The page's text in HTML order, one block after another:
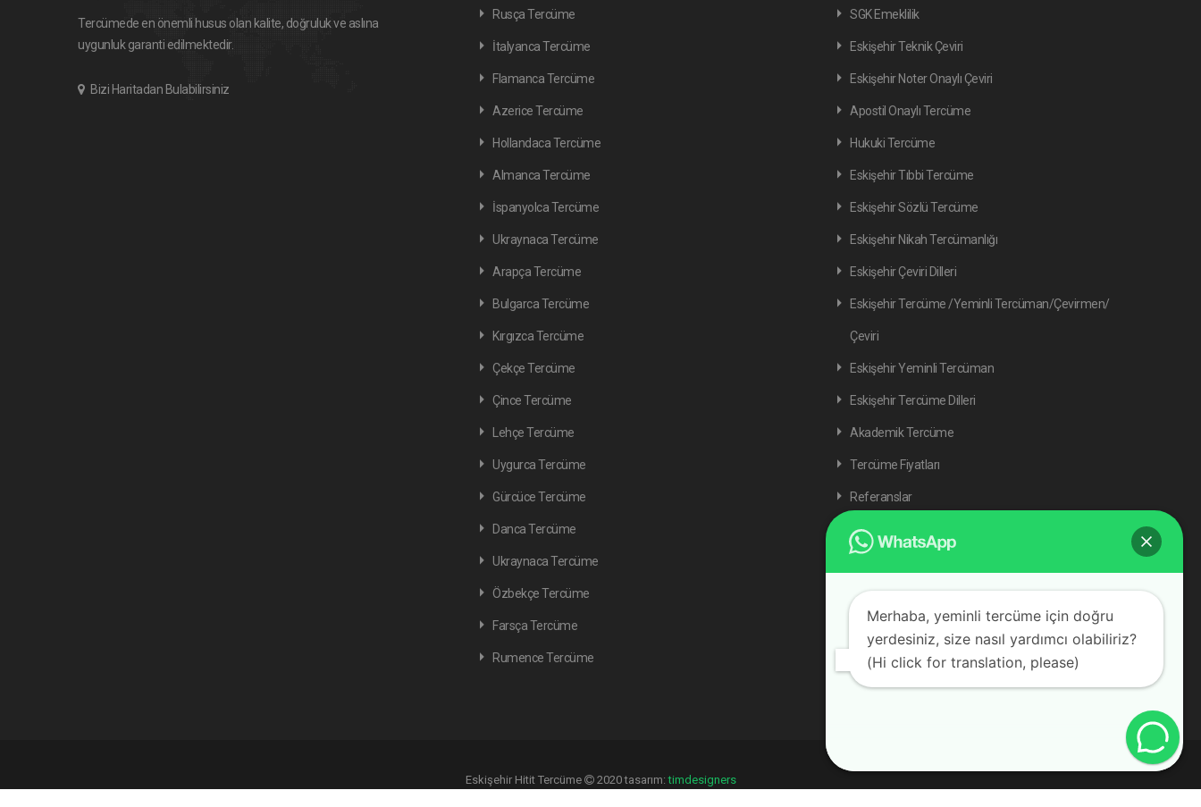
Tercümede en önemli husus olan kalite, doğruluk ve aslına
uygunluk garanti edilmektedir.
Bizi Haritadan Bulabilirsiniz
Rusça Tercüme
İtalyanca Tercüme
Flamanca Tercüme
Azerice Tercüme
Hollandaca Tercüme
Almanca Tercüme
İspanyolca Tercüme
Ukraynaca Tercüme
Arapça Tercüme
Bulgarca Tercüme
Kırgızca Tercüme
Çekçe Tercüme
Çince Tercüme
Lehçe Tercüme
Uygurca Tercüme
Gürcüce Tercüme
Danca Tercüme
Ukraynaca Tercüme
Özbekçe Tercüme
Farsça Tercüme
Rumence Tercüme
SGK Emeklilik
Eskişehir Teknik Çeviri
Eskişehir Noter Onaylı Çeviri
Apostil Onaylı Tercüme
Hukuki Tercüme
Eskişehir Tıbbi Tercüme
Eskişehir Sözlü Tercüme
Eskişehir Nikah Tercümanlığı
Eskişehir Çeviri Dilleri
Eskişehir Tercüme /Yeminli Tercüman/Çevirmen/
Çeviri
Eskişehir Yeminli Tercüman
Eskişehir Tercüme Dilleri
Akademik Tercüme
Tercüme Fiyatları
Referanslar
İletişim 05444472472
Eskişehir Hitit Tercüme 2020 tasarım:timdesigners
Merhaba, yeminli tercüme için doğru
yerdesiniz, size nasıl yardımcı olabiliriz?
(Hi click for translation, please)